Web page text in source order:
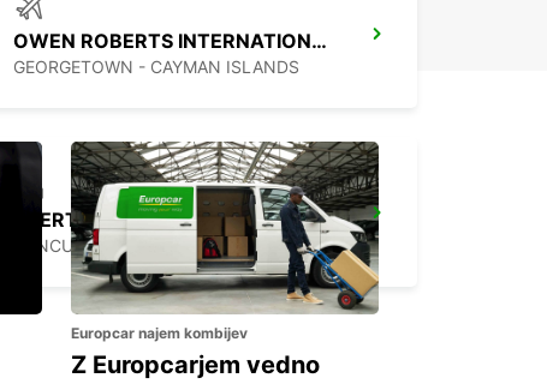
OWEN ROBERTS INTERNATIONAL AIRPORT
GEORGETOWN - CAYMAN ISLANDS
PUERTO JUAREZ
CANCUN QUINTANA ROO - MEXICO
Europcar najem kombijev
Z Europcarjem vedno